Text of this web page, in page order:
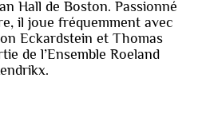
Hall de Boston. Passionné
il joue fréquemment avec
Eckardstein et Thomas
de l’Ensemble Roeland